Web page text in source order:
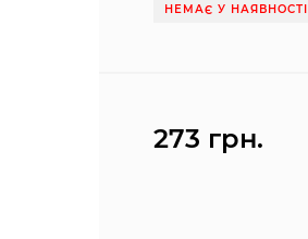
НЕМАЄ У НАЯВНОСТІ
273 грн.